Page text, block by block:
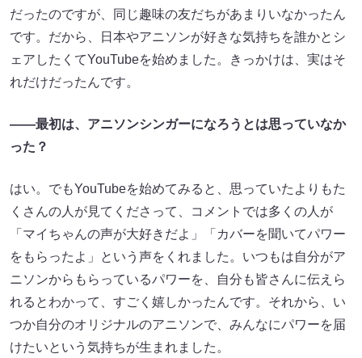
だったのですが、同じ趣味の友だちがあまりいなかったん
です。だから、日本やアニソンが好きな気持ちを誰かとシ
ェアしたくてYouTubeを始めました。きっかけは、実はそ
れだけだったんです。
――最初は、アニソンシンガーになろうとは思っていなか
った？
はい。でもYouTubeを始めてみると、思っていたよりもた
くさんの人が見てくださって、コメントでは多くの人が
「マイちゃんの声が大好きだよ」「カバーを聞いてパワー
をもらったよ」という声をくれました。いつもは自分がア
ニソンからもらっているパワーを、自分も皆さんに伝えら
れるとわかって、すごく嬉しかったんです。それから、い
つか自分のオリジナルのアニソンで、みんなにパワーを届
けたいという気持ちが生まれました。